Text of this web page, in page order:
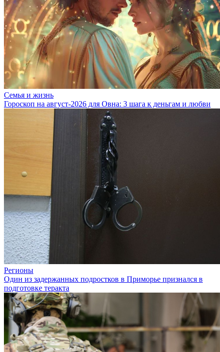
Семья и жизнь
Гороскоп на август-2026 для Овна: 3 шага к деньгам и любви
Регионы
Один из задержанных подростков в Приморье признался в
подготовке теракта